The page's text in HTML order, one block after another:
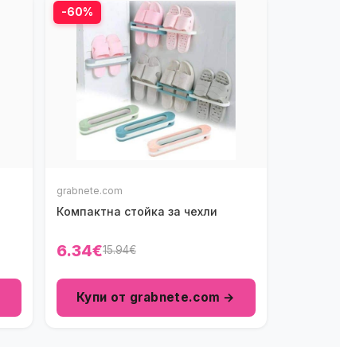
-60%
grabnete.com
Компактна стойка за чехли
6.34€15.94€
Купи от grabnete.com →